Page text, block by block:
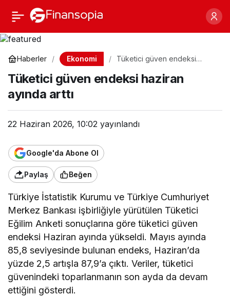
Haberler Ekonomi
Tüketici güven endeksi
Tüketici güven endeksi haziran
ayında arttı
22 Haziran 2026, 10:02 yayınlandı
Google'da Abone Ol
Paylaş Beğen
Türkiye İstatistik Kurumu ve Türkiye Cumhuriyet
Merkez Bankası işbirliğiyle yürütülen Tüketici
Eğilim Anketi sonuçlarına göre tüketici güven
endeksi Haziran ayında yükseldi. Mayıs ayında
85,8 seviyesinde bulunan endeks, Haziran’da
yüzde 2,5 artışla 87,9’a çıktı. Veriler, tüketici
güvenindeki toparlanmanın son ayda da devam
ettiğini gösterdi.
Tüketici güven endeksi
haziran ayında arttı
Paylaş